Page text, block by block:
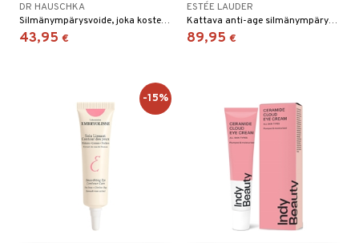
DR HAUSCHKA
Silmänympärysvoide, joka kosteuttaa ja silottaa silmänympärysihoa. Kosteuttaa, silottaa ja suojaa.
43,95 €
ESTÉE LAUDER
Kattava anti-age silmänympärysvoide ja silmänympärysmaski Estée Lauderilta
89,95 €
-15%